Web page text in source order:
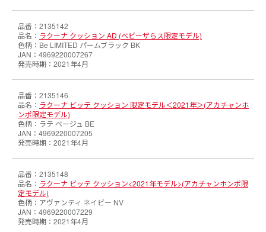
2135142
ラクーナ クッション AD (ベビーザらス限定モデル)
Be LIMITED パームブラック BK
4969220007267
2021年4月
2135146
ラクーナ ビッテ クッション 限定モデル＜2021年＞(アカチャンホ
ンポ限定モデル)
ラテ ベージュ BE
4969220007205
2021年4月
2135148
ラクーナ ビッテ クッション<2021年モデル>(アカチャンホンポ限
定モデル)
アヴァンティ ネイビー NV
4969220007229
2021年4月